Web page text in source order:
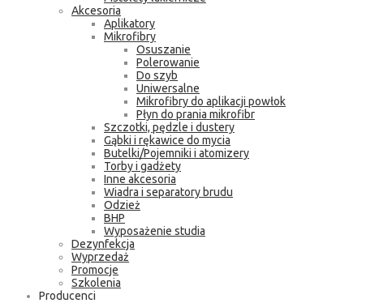
Akcesoria
Aplikatory
Mikrofibry
Osuszanie
Polerowanie
Do szyb
Uniwersalne
Mikrofibry do aplikacji powłok
Płyn do prania mikrofibr
Szczotki, pędzle i dustery
Gąbki i rękawice do mycia
Butelki/Pojemniki i atomizery
Torby i gadżety
Inne akcesoria
Wiadra i separatory brudu
Odzież
BHP
Wyposażenie studia
Dezynfekcja
Wyprzedaż
Promocje
Szkolenia
Producenci